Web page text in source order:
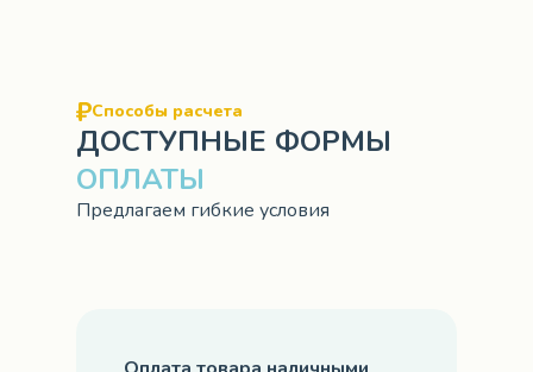
Способы расчета
ДОСТУПНЫЕ ФОРМЫ
ОПЛАТЫ
Предлагаем гибкие условия